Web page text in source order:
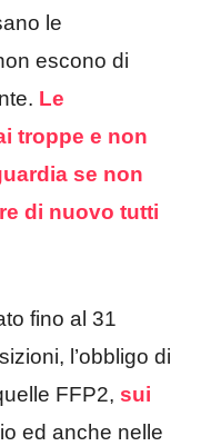
le
escono di
Le
troppe e non
se non
di nuovo tutti
fino al 31
l’obbligo di
FFP2, sui
ed anche nelle